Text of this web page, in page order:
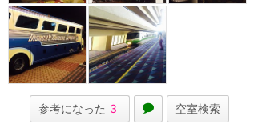
参考になった 3 空室検索